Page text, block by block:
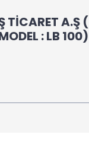
TİCARET A.Ş (
: LB 100)